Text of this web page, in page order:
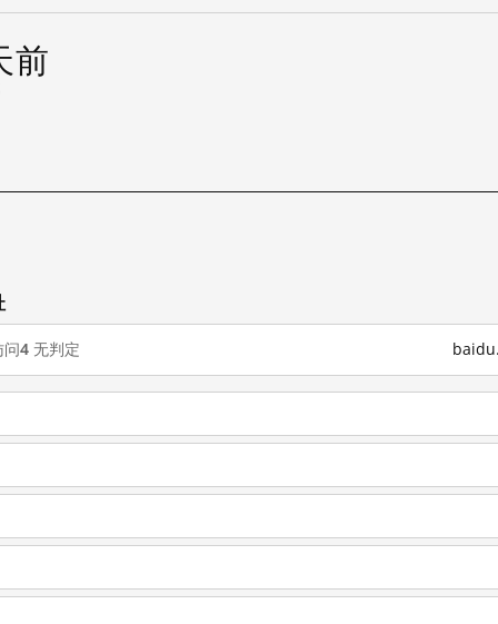
前
问4 无判定